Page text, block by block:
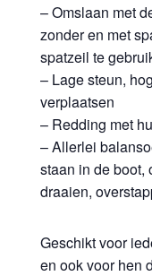
– Omslaan met
zonder en met
spatzeil te
– Lage steun,
verplaatsen
– Redding met
– Allerlei
staan in de boot,
draaien,
Geschikt voor
en ook voor hen